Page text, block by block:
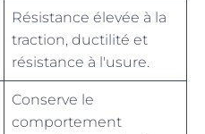
Résistance élevée à la
traction, ductilité et
résistance à l'usure.
Conserve le
comportement